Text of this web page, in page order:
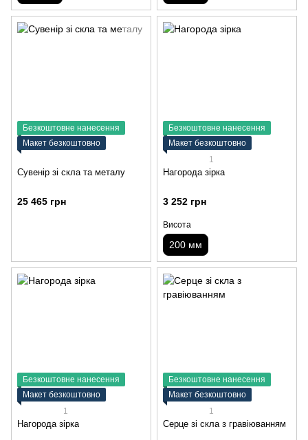
Безкоштовне нанесення
Макет безкоштовно
Сувенір зі скла та металу
25 465 грн
Безкоштовне нанесення
Макет безкоштовно
1
Нагорода зірка
3 252 грн
Висота
200 мм
Безкоштовне нанесення
Макет безкоштовно
1
Нагорода зірка
Безкоштовне нанесення
Макет безкоштовно
1
Серце зі скла з гравіюванням